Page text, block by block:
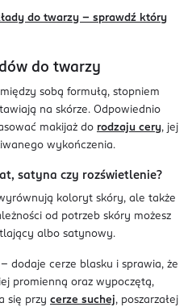
do twarzy – sprawdź który
do twarzy
sobą formułą, stopniem
na skórze. Odpowiednio
makijaż do rodzaju cery, jej
wykończenia.
satyna czy rozświetlenie?
koloryt skóry, ale także
od potrzeb skóry możesz
albo satynowy.
– dodaje cerze blasku i sprawia, że
promienną oraz wypoczętą,
się przy cerze suchej, poszarzałej